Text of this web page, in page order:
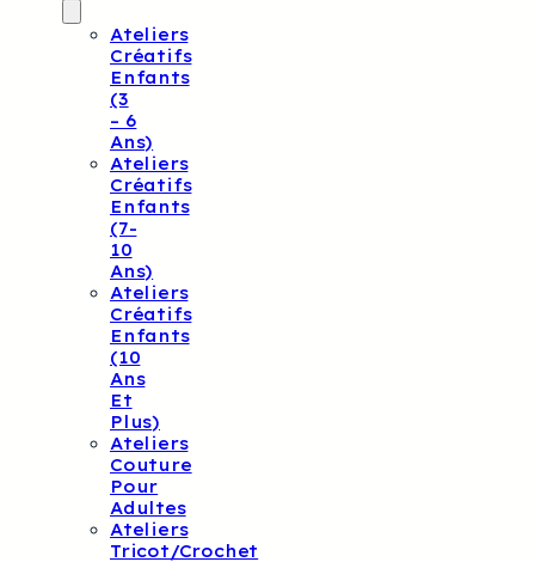
Ateliers
Créatifs
Enfants
(3
– 6
Ans)
Ateliers
Créatifs
Enfants
(7-
10
Ans)
Ateliers
Créatifs
Enfants
(10
Ans
Et
Plus)
Ateliers
Couture
Pour
Adultes
Ateliers
Tricot/crochet